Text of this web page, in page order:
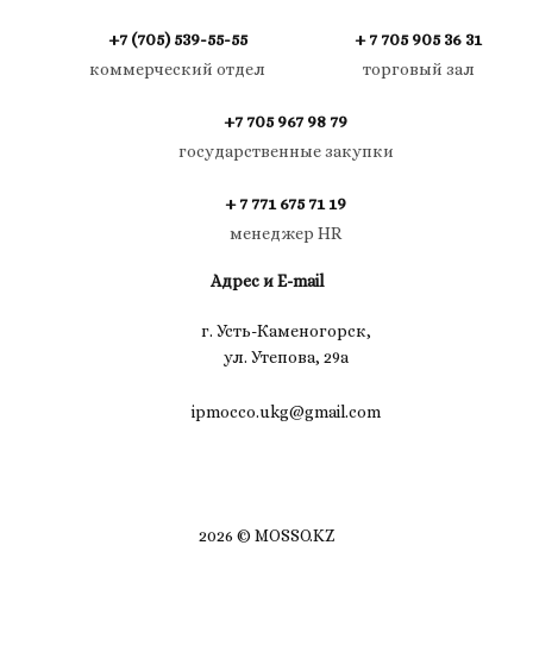
+7 (705) 539-55-55
коммерческий отдел
+ 7 705 905 36 31
торговый зал
+7 705 967 98 79
государственные закупки
+ 7 771 675 71 19
менеджер HR
Адрес и E-mail
г. Усть-Каменогорск,
ул. Утепова, 29а
ipmocco.ukg@gmail.com
2026 © MOSSO.KZ